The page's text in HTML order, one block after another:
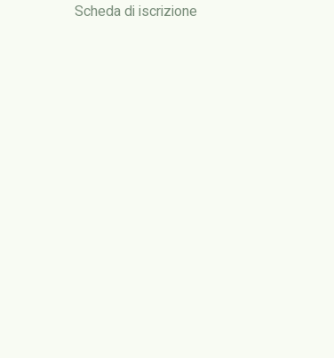
Scheda di iscrizione